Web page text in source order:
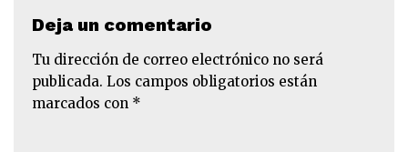
Deja un comentario
Tu dirección de correo electrónico no será
publicada. Los campos obligatorios están
marcados con *